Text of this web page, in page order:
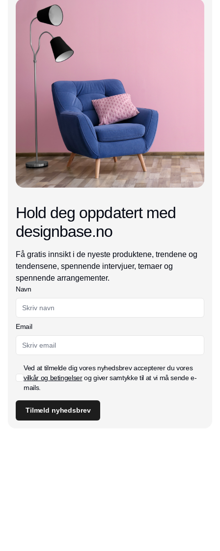
Hold deg oppdatert med
designbase.no
Få gratis innsikt i de nyeste produktene, trendene og
tendensene, spennende intervjuer, temaer og
spennende arrangementer.
Navn
Email
Ved at tilmelde dig vores nyhedsbrev accepterer du vores
vilkår og betingelserog giver samtykke til at vi må sende e-
mails.
Tilmeld nyhedsbrev